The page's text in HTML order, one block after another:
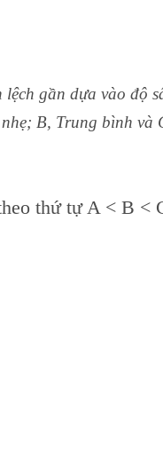
gần dựa vào độ
B, Trung bình và
thứ tự A < B